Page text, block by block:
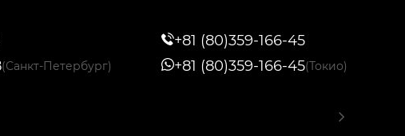
(Санкт-Петербург)
+81 (80)359-166-45
+81 (80)359-166-45(Токио)